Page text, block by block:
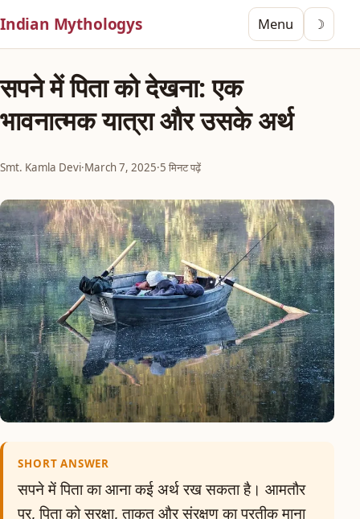
Indian Mythologys Menu ☽
सपने में पिता को देखना: एक
भावनात्मक यात्रा और उसके अर्थ
Smt. Kamla Devi·March 7, 2025·5 मिनट पढ़ें
SHORT ANSWER
सपने में पिता का आना कई अर्थ रख सकता है। आमतौर
पर, पिता को सुरक्षा, ताकत और संरक्षण का प्रतीक माना